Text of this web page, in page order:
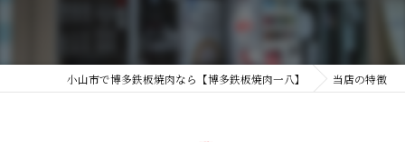
小山市で博多鉄板焼肉なら【博多鉄板焼肉一八】 当店の特徴